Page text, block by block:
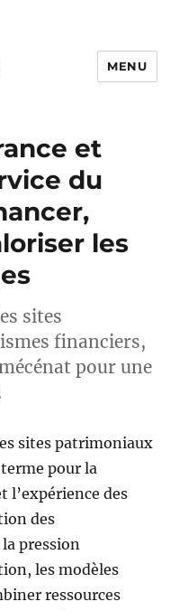
MENU
et
du
les
sites
financiers,
pour une
sites patrimoniaux
pour la
l’expérience des
des
pression
les modèles
ressources